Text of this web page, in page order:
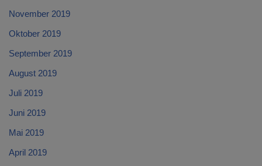
November 2019
Oktober 2019
September 2019
August 2019
Juli 2019
Juni 2019
Mai 2019
April 2019